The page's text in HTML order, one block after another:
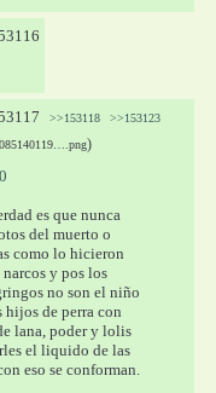
>>153118 >>153123
)
es que nunca
del muerto o
como lo hicieron
y pos los
no son el niño
hijos de perra con
lana, poder y lolis
el liquido de las